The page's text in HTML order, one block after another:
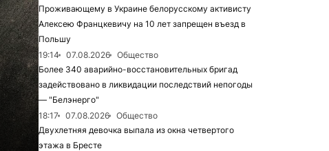
Проживающему в Украине белорусскому активисту
Алексею Францкевичу на 10 лет запрещен въезд в
Польшу
19:14
07.08.2026
Общество
Более 340 аварийно-восстановительных бригад
задействовано в ликвидации последствий непогоды
— "Белэнерго"
18:17
07.08.2026
Общество
Двухлетняя девочка выпала из окна четвертого
этажа в Бресте